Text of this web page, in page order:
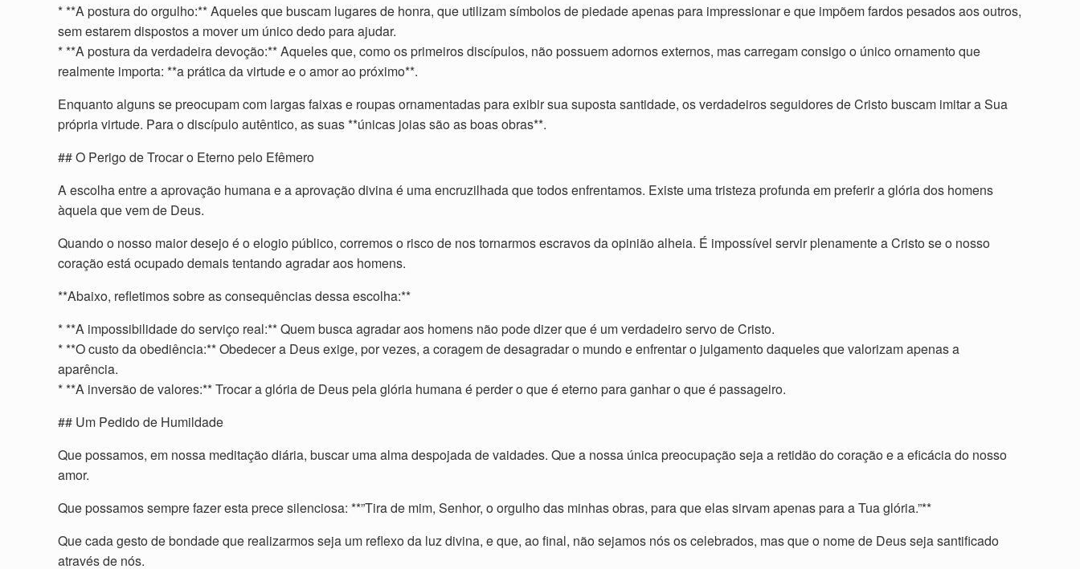
* **A postura do orgulho:** Aqueles que buscam lugares de honra, que utilizam símbolos de piedade apenas para impressionar e que impõem fardos pesados aos outros,
sem estarem dispostos a mover um único dedo para ajudar.
* **A postura da verdadeira devoção:** Aqueles que, como os primeiros discípulos, não possuem adornos externos, mas carregam consigo o único ornamento que
realmente importa: **a prática da virtude e o amor ao próximo**.
Enquanto alguns se preocupam com largas faixas e roupas ornamentadas para exibir sua suposta santidade, os verdadeiros seguidores de Cristo buscam imitar a Sua
própria virtude. Para o discípulo autêntico, as suas **únicas joias são as boas obras**.
## O Perigo de Trocar o Eterno pelo Efêmero
A escolha entre a aprovação humana e a aprovação divina é uma encruzilhada que todos enfrentamos. Existe uma tristeza profunda em preferir a glória dos homens
àquela que vem de Deus.
Quando o nosso maior desejo é o elogio público, corremos o risco de nos tornarmos escravos da opinião alheia. É impossível servir plenamente a Cristo se o nosso
coração está ocupado demais tentando agradar aos homens.
**Abaixo, refletimos sobre as consequências dessa escolha:**
* **A impossibilidade do serviço real:** Quem busca agradar aos homens não pode dizer que é um verdadeiro servo de Cristo.
* **O custo da obediência:** Obedecer a Deus exige, por vezes, a coragem de desagradar o mundo e enfrentar o julgamento daqueles que valorizam apenas a
aparência.
* **A inversão de valores:** Trocar a glória de Deus pela glória humana é perder o que é eterno para ganhar o que é passageiro.
## Um Pedido de Humildade
Que possamos, em nossa meditação diária, buscar uma alma despojada de vaidades. Que a nossa única preocupação seja a retidão do coração e a eficácia do nosso
amor.
Que possamos sempre fazer esta prece silenciosa: **”Tira de mim, Senhor, o orgulho das minhas obras, para que elas sirvam apenas para a Tua glória.”**
Que cada gesto de bondade que realizarmos seja um reflexo da luz divina, e que, ao final, não sejamos nós os celebrados, mas que o nome de Deus seja santificado
através de nós.